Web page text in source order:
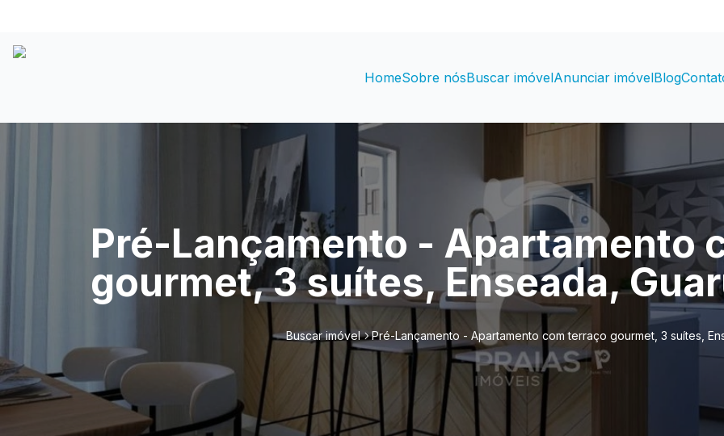
HomeSobre nósBuscar imóvelAnunciar imóvelBlog
Pré-Lançamento - Apartamento
gourmet, 3 suítes, Enseada,
Buscar imóvel Pré-Lançamento - Apartamento com terraço gourmet, 3 suítes,